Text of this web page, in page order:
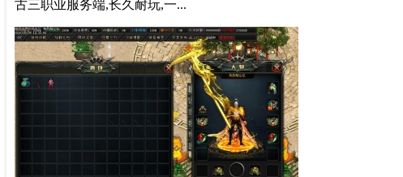
古三职业服务端,长久耐玩,一...